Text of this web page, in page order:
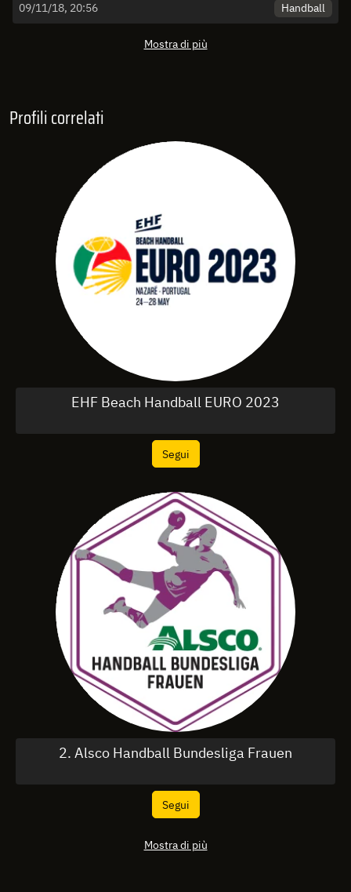
09/11/18, 20:56
Handball
Mostra di più
Profili correlati
EHF Beach Handball EURO 2023
Segui
2. Alsco Handball Bundesliga Frauen
Segui
Mostra di più